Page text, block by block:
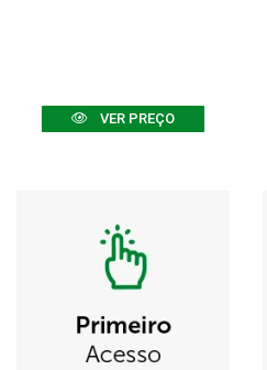
VER PREÇO